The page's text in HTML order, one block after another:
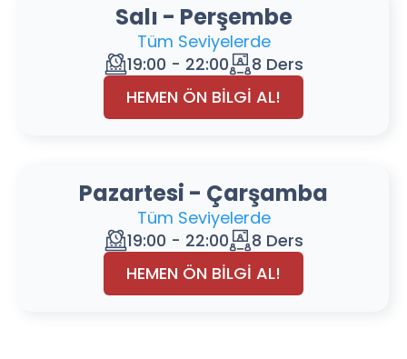
Salı - Perşembe
Tüm Seviyelerde
19:00 - 22:00
8 Ders
HEMEN ÖN BİLGİ AL!
Pazartesi - Çarşamba
Tüm Seviyelerde
19:00 - 22:00
8 Ders
HEMEN ÖN BİLGİ AL!